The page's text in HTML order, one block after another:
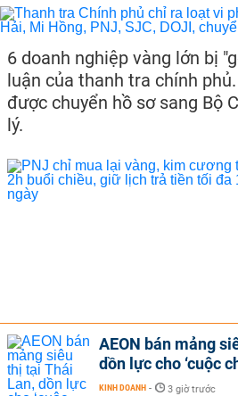
6 doanh nghiệp vàng lớn bị
luận của thanh tra chính
được chuyển hồ sơ sang Bộ
lý.
AEON bán mảng
dồn lực cho ‘cuộc
KINH DOANH - 3 giờ trước